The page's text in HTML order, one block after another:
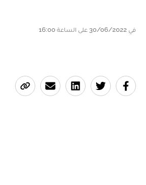
في 30/06/2022 على الساعة 16:00